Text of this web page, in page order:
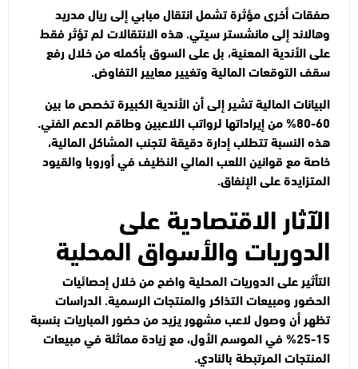
صفقات أخرى مؤثرة تشمل انتقال مبابي إلى ريال مدريد
وهالاند إلى مانشستر سيتي. هذه الانتقالات لم تؤثر فقط
على الأندية المعنية، بل على السوق بأكمله من خلال رفع
سقف التوقعات المالية وتغيير معايير التفاوض.
البيانات المالية تشير إلى أن الأندية الكبيرة تخصص ما بين
60-80% من إيراداتها لرواتب اللاعبين وطاقم الدعم الفني.
هذه النسبة تتطلب إدارة دقيقة لتجنب المشاكل المالية،
خاصة مع قوانين اللعب المالي النظيف في أوروبا والقيود
المتزايدة على الإنفاق.
الآثار الاقتصادية على
الدوريات والأسواق المحلية
التأثير على الدوريات المحلية واضح من خلال إحصائيات
الحضور ومبيعات التذاكر والمنتجات الرسمية. الدراسات
تظهر أن وصول لاعب مشهور يزيد من حضور المباريات بنسبة
15-25% في الموسم الأول، مع زيادة مماثلة في مبيعات
المنتجات المرتبطة بالنادي.